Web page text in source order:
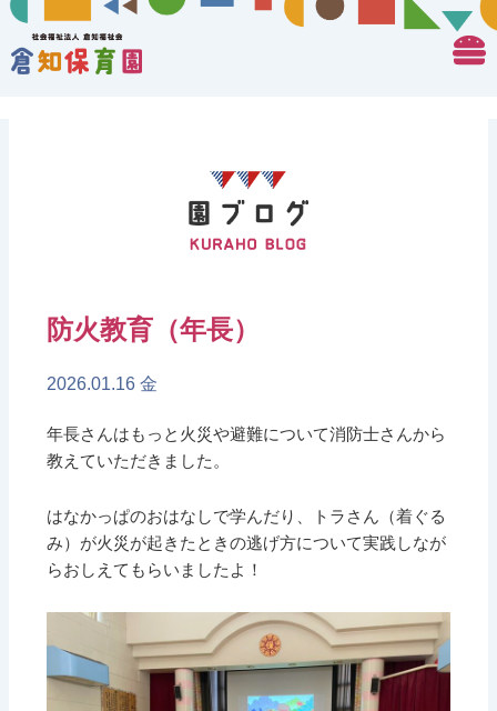
防火教育（年長）
2026.01.16 金
年長さんはもっと火災や避難について消防士さんから
教えていただきました。
はなかっぱのおはなしで学んだり、トラさん（着ぐる
み）が火災が起きたときの逃げ方について実践しなが
らおしえてもらいましたよ！